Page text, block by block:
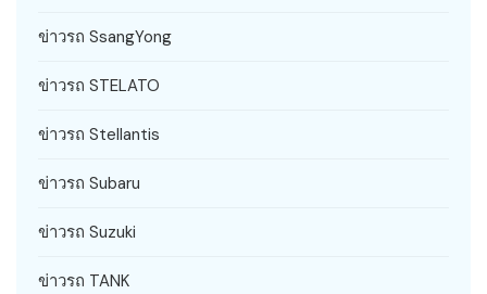
ข่าวรถ SsangYong
ข่าวรถ STELATO
ข่าวรถ Stellantis
ข่าวรถ Subaru
ข่าวรถ Suzuki
ข่าวรถ TANK